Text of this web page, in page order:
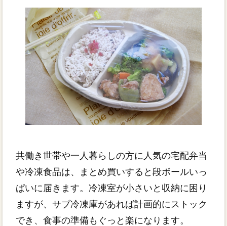
共働き世帯や一人暮らしの方に人気の宅配弁当
や冷凍食品は、まとめ買いすると段ボールいっ
ぱいに届きます。冷凍室が小さいと収納に困り
ますが、サブ冷凍庫があれば計画的にストック
でき、食事の準備もぐっと楽になります。